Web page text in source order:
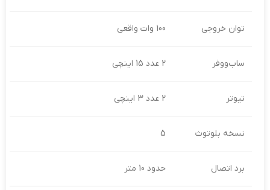
توان خروجی 100 وات واقعی
ساب‌ووفر 2 عدد 15 اینچی
تیوتر 2 عدد 3 اینچی
نسخه بلوتوث 5
برد اتصال حدود 10 متر